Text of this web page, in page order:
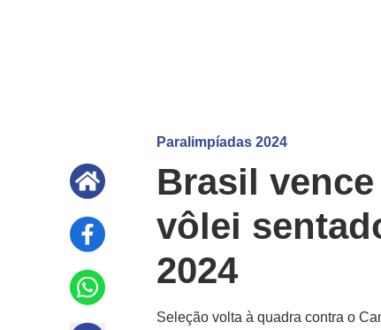
Paralimpíadas 2024
Brasil
vôlei
2024
Seleção volta à quadra contra o